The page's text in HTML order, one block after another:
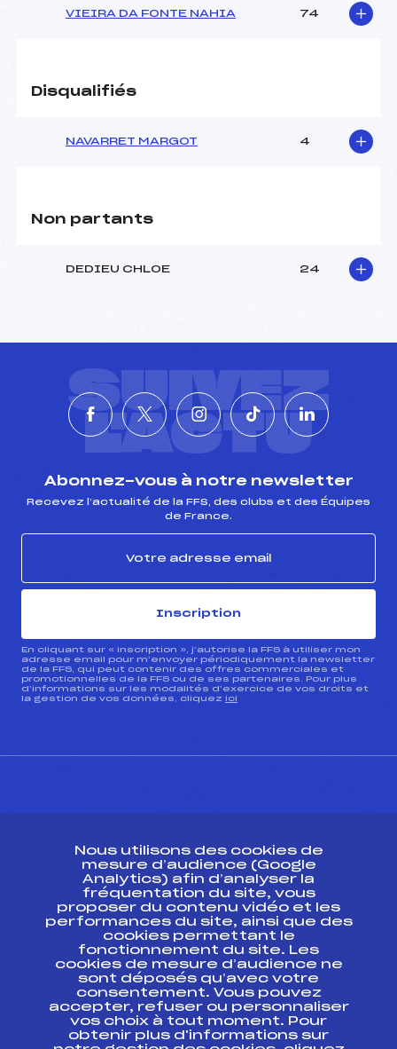
VIEIRA DA FONTE NAHIA 74
Disqualifiés
NAVARRET MARGOT 4
Non partants
DEDIEU CHLOE 24
SUIVEZ
L'ACTU
Abonnez-vous à notre newsletter
Recevez l’actualité de la FFS, des clubs et des Équipes
de France.
Inscription
En cliquant sur « inscription », j’autorise la FFS à utiliser mon
adresse email pour m’envoyer périodiquement la newsletter
de la FFS, qui peut contenir des offres commerciales et
promotionnelles de la FFS ou de ses partenaires. Pour plus
d’informations sur les modalités d’exercice de vos droits et
la gestion de vos données, cliquez ici
Ressources
Pass’Neige
Projet sportif fédéral
Projet de performance fédéral
Antidopage
Pôle Développement, Formation, Suivi
Scientifique
Listes ministérielles
Nous utilisons des cookies de
mesure d’audience (Google
Analytics) afin d’analyser la
fréquentation du site, vous
proposer du contenu vidéo et les
performances du site, ainsi que des
cookies permettant le
fonctionnement du site. Les
cookies de mesure d’audience ne
sont déposés qu’avec votre
consentement. Vous pouvez
accepter, refuser ou personnaliser
vos choix à tout moment. Pour
obtenir plus d'informations sur